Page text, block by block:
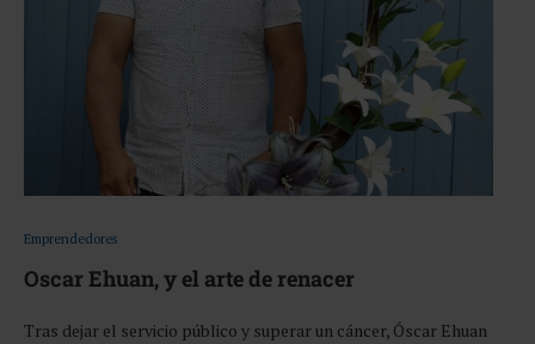
Emprendedores
Oscar Ehuan, y el arte de renacer
Tras dejar el servicio público y superar un cáncer, Óscar Ehuan